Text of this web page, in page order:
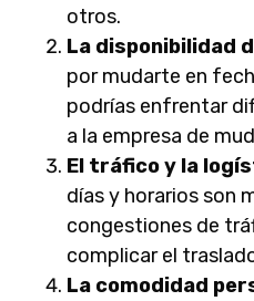
otros.
La disponibilidad
por mudarte en
podrías enfrentar
a la empresa de
El tráfico y la
días y horarios son
congestiones de
complicar el
La comodidad